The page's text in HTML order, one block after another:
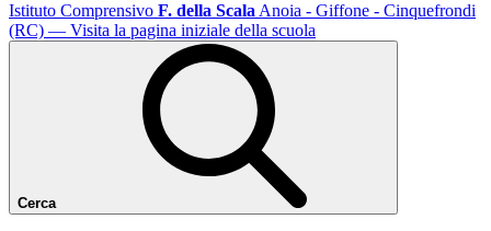
Istituto Comprensivo F. della Scala Anoia - Giffone - Cinquefrondi
(RC) — Visita la pagina iniziale della scuola
Cerca